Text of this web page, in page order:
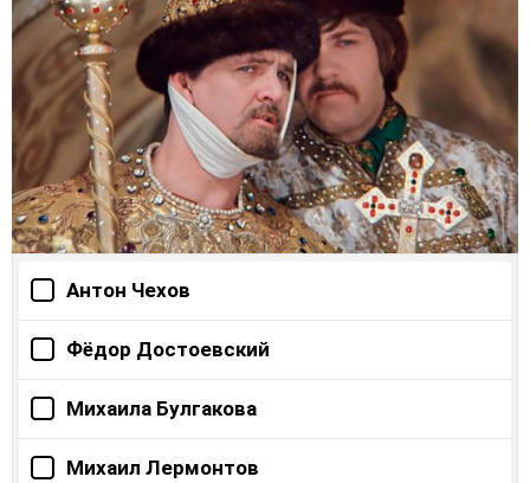
Антон Чехов
Фёдор Достоевский
Михаила Булгакова
Михаил Лермонтов